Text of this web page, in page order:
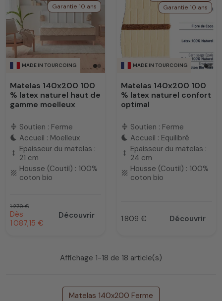
MADE IN TOURCOING
Garantie 10 ans
Matelas 140x200 100
% latex naturel haut de
gamme moelleux
compress Soutien : Ferme
bedtime Accueil : Moelleux
height
Epaisseur du matelas :
21 cm
texture Housse (Coutil) : 100%
coton bio
Prix habituel
1 279 €
Prix promotionnel
Dès
1 087,15 €
Découvrir
MADE IN TOURCOING
Garantie 10 ans
Matelas 140x200 100
% latex naturel confort
optimal
compress Soutien : Ferme
bedtime Accueil : Equilibré
height
Epaisseur du matelas :
24 cm
texture Housse (Coutil) : 100%
coton bio
Prix
1 809 € Découvrir
Affichage 1-18 de 18 article(s)
Matelas 140x200 Ferme